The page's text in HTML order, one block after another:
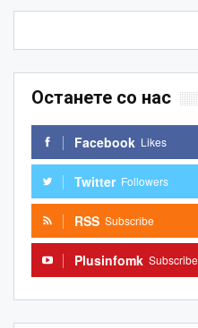
Останете со нас
Facebook Likes
Twitter Followers
RSS Subscribe
Plusinfomk Subscribe